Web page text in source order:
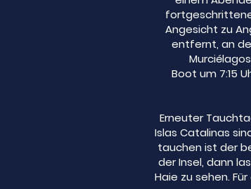
Angesicht zu
entfernt, an
Boot um 7:15
Erneuter
Islas Catalinas
tauchen ist der
der Insel, dann
Haie zu sehen.